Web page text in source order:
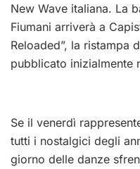
New Wave italiana. La
Fiumani arriverà a
Reloaded”, la ristampa
pubblicato inizialmente
Se il venerdì
tutti i nostalgici degli
giorno delle danze